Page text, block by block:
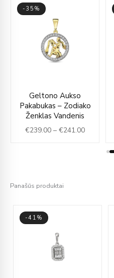
-35%
Geltono Aukso
Pakabukas – Zodiako
Ženklas Vandenis
€239.00 – €241.00
€239.00
€241.00
Panašūs produktai
-41%